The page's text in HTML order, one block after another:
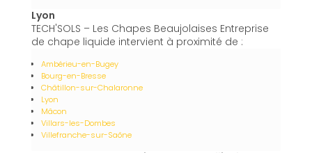
Lyon
TECH'SOLS – Les Chapes Beaujolaises Entreprise
de chape liquide intervient à proximité de :
Ambérieu-en-Bugey
Bourg-en-Bresse
Châtillon-sur-Chalaronne
Lyon
Mâcon
Villars-les-Dombes
Villefranche-sur-Saône